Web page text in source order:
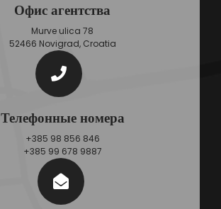
Офис агентства
Murve ulica 78
52466 Novigrad, Croatia
Телефонные номера
+385 98 856 846
+385 99 678 9887